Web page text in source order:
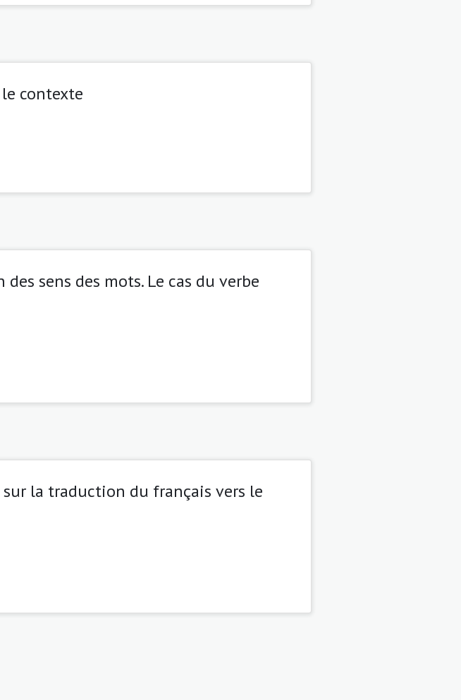
contexte
sens des mots. Le cas du verbe
la traduction du français vers le